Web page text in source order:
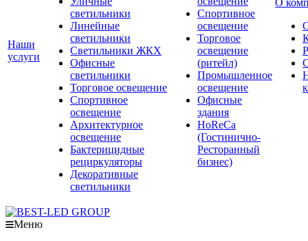
Наши
услуги
светильники
Линейные
светильники
Светильники ЖКХ
Офисные
светильники
Торговое освещение
Спортивное
освещение
Архитектурное
освещение
Бактерицидные
рециркуляторы
Декоративные
светильники
Спортивное
освещение
Торговое
освещение
(ритейл)
Промышленное
освещение
Офисные
здания
HoReCa
(Гостинично-
Ресторанный
бизнес)
О
Меню